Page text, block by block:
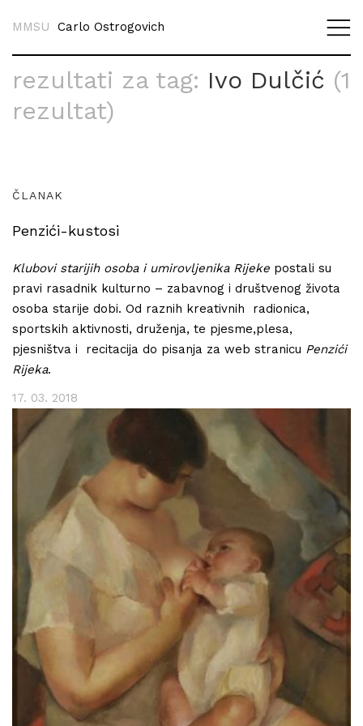
MMSU Carlo Ostrogovich
rezultati za tag: Ivo Dulčić (1
rezultat)
ČLANAK
Penzići-kustosi
Klubovi starijih osoba i umirovljenika Rijeke postali su
pravi rasadnik kulturno – zabavnog i društvenog života
osoba starije dobi. Od raznih kreativnih radionica,
sportskih aktivnosti, druženja, te pjesme,plesa,
pjesništva i recitacija do pisanja za web stranicu Penzići
Rijeka.
17. 03. 2018